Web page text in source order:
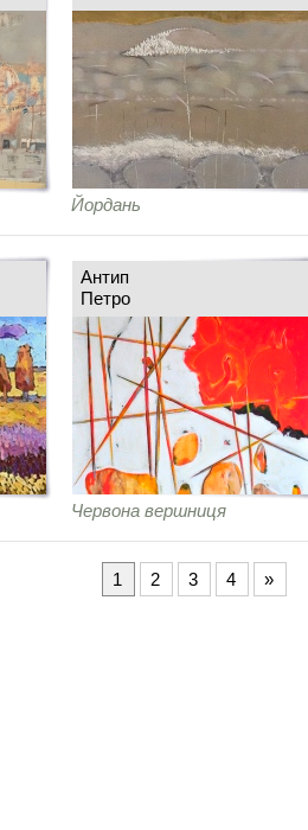
Йордань
Антип
Петро
Червона вершниця
1 2 3 4 »